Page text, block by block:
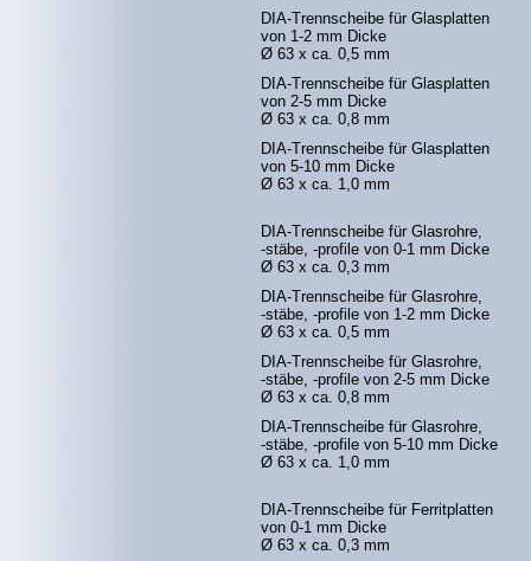
DIA-Trennscheibe für Glasplatten
von 1-2 mm Dicke
Ø 63 x ca. 0,5 mm
DIA-Trennscheibe für Glasplatten
von 2-5 mm Dicke
Ø 63 x ca. 0,8 mm
DIA-Trennscheibe für Glasplatten
von 5-10 mm Dicke
Ø 63 x ca. 1,0 mm
DIA-Trennscheibe für Glasrohre,
-stäbe, -profile von 0-1 mm Dicke
Ø 63 x ca. 0,3 mm
DIA-Trennscheibe für Glasrohre,
-stäbe, -profile von 1-2 mm Dicke
Ø 63 x ca. 0,5 mm
DIA-Trennscheibe für Glasrohre,
-stäbe, -profile von 2-5 mm Dicke
Ø 63 x ca. 0,8 mm
DIA-Trennscheibe für Glasrohre,
-stäbe, -profile von 5-10 mm Dicke
Ø 63 x ca. 1,0 mm
DIA-Trennscheibe für Ferritplatten
von 0-1 mm Dicke
Ø 63 x ca. 0,3 mm